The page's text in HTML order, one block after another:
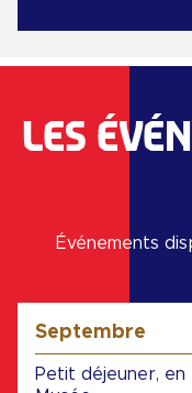
LES
Événements
Septembre
Petit déjeuner,